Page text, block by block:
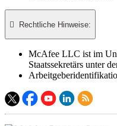
 Rechtliche Hinweise:​
McAfee LLC ist im
Staatssekretärs unter